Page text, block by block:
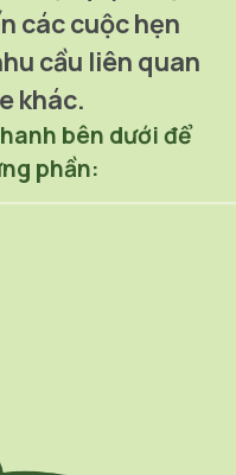
các cuộc hẹn
cầu liên quan
khác.
bên dưới để
phần: